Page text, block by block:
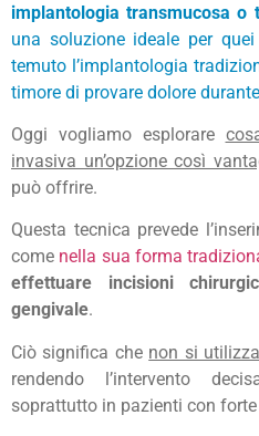
implantologia transmucosa o
una soluzione ideale per
temuto l’implantologia
timore di provare dolore
Oggi vogliamo esplorare
invasiva un’opzione così
può offrire.
Questa tecnica prevede
come nella sua forma
effettuare incisioni
gengivale.
Ciò significa che non si
rendendo l’intervento
soprattutto in pazienti con